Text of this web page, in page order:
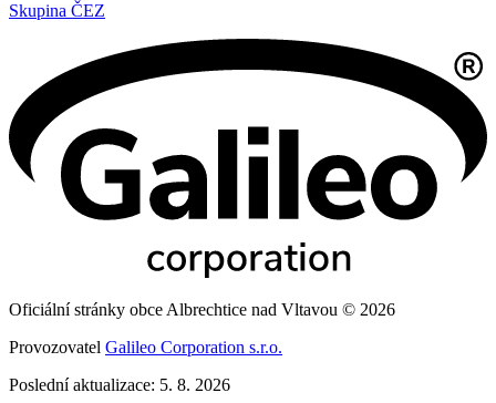
Skupina ČEZ
Oficiální stránky obce Albrechtice nad Vltavou © 2026
Provozovatel Galileo Corporation s.r.o.
Poslední aktualizace: 5. 8. 2026